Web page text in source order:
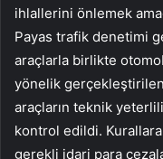
ihlallerini önlemek
Payas trafik denetimi
araçlarla birlikte
yönelik
araçların teknik
kontrol edildi.
gerekli idari para